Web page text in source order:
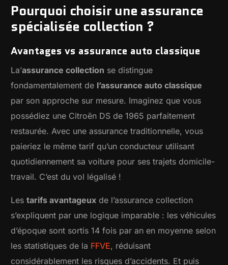
Pourquoi choisir une assurance
spécialisée collection ?
Avantages vs assurance auto classique
La’assurance collection se distingue
fondamentalement de l’assurance auto classique
par son approche sur mesure. Imaginez que vous
possédiez une Citroën DS de 1965 parfaitement
restaurée. Avec une assurance traditionnelle, vous
paieriez le même tarif qu’un conducteur utilisant
quotidiennement sa voiture pour ses trajets domicile-
travail. C’est du vol légalisé !
Lestarifs avantageux de l’assurance collection
s’expliquent par une logique imparable : les véhicules
d’époque sont sortis 14 fois par an en moyenne selon
les statistiques de la FFVE, réduisant
considérablement les risques d’accidents. Et puis